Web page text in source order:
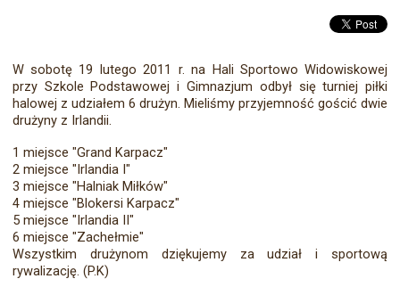
W sobotę 19 lutego 2011 r. na Hali Sportowo Widowiskowej
przy Szkole Podstawowej i Gimnazjum odbył się turniej piłki
halowej z udziałem 6 drużyn. Mieliśmy przyjemność gościć dwie
drużyny z Irlandii.
1 miejsce "Grand Karpacz"
2 miejsce "Irlandia I"
3 miejsce "Halniak Miłków"
4 miejsce "Blokersi Karpacz"
5 miejsce "Irlandia II"
6 miejsce "Zachełmie"
Wszystkim drużynom dziękujemy za udział i sportową
rywalizację. (P.K)